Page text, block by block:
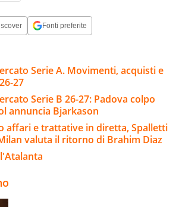
Fonti preferite
Serie A. Movimenti, acquisti e
27
Serie B 26-27: Padova colpo
annuncia Bjarkason
affari e trattative in diretta, Spalletti
valuta il ritorno di Brahim Diaz